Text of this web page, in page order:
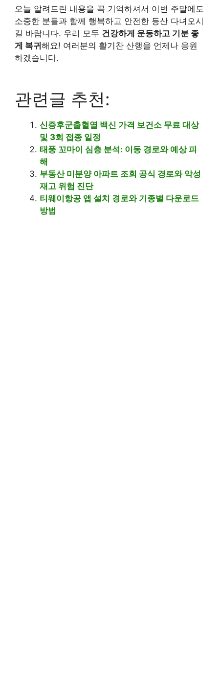
오늘 알려드린 내용을 꼭 기억하셔서 이번 주말에도
소중한 분들과 함께 행복하고 안전한 등산 다녀오시
길 바랍니다. 우리 모두 건강하게 운동하고 기분 좋
게 복귀 해요! 여러분의 활기찬 산행을 언제나 응원
하겠습니다.
관련글 추천:
신증후군출혈열 백신 가격 보건소 무료 대상
및 3회 접종 일정
태풍 꼬마이 심층 분석: 이동 경로와 예상 피
해
부동산 미분양 아파트 조회 공식 경로와 악성
재고 위험 진단
티웨이항공 앱 설치 경로와 기종별 다운로드
방법